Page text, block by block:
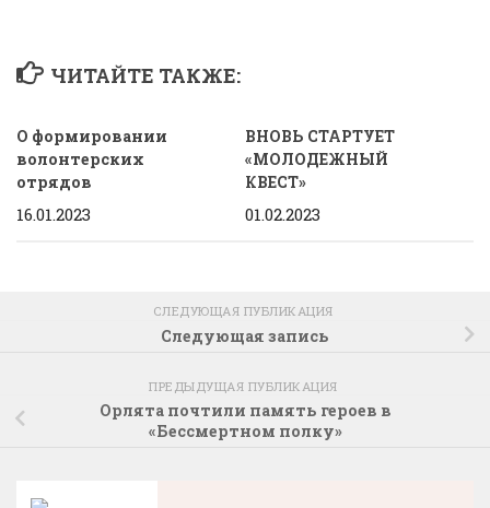
ЧИТАЙТЕ ТАКЖЕ:
О формировании
волонтерских
отрядов
16.01.2023
ВНОВЬ СТАРТУЕТ
«МОЛОДЕЖНЫЙ
КВЕСТ»
01.02.2023
СЛЕДУЮЩАЯ ПУБЛИКАЦИЯ
Следующая запись
ПРЕДЫДУЩАЯ ПУБЛИКАЦИЯ
Орлята почтили память героев в
«Бессмертном полку»